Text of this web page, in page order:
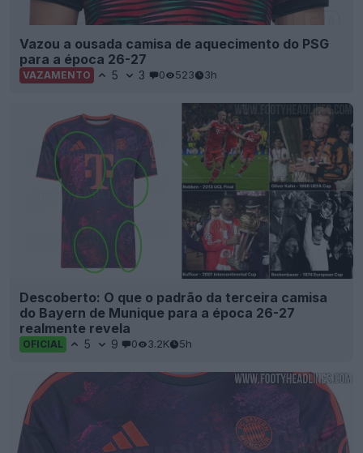
Vazou a ousada camisa de aquecimento do PSG
para a época 26-27
VAZAMENTO 5 3 0 523 3h
Descoberto: O que o padrão da terceira camisa
do Bayern de Munique para a época 26-27
realmente revela
OFICIAL 5 9 0 3.2K 5h